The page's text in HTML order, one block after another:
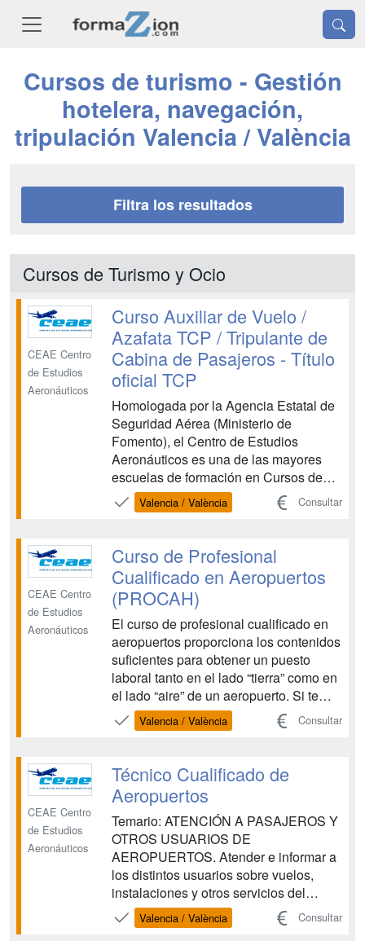
Cursos de turismo - Gestión
hotelera, navegación,
tripulación Valencia / València
Filtra los resultados
Cursos de Turismo y Ocio
CEAE Centro
de Estudios
Aeronáuticos
Curso Auxiliar de Vuelo /
Azafata TCP / Tripulante de
Cabina de Pasajeros - Título
oficial TCP
Homologada por la Agencia Estatal de
Seguridad Aérea (Ministerio de
Fomento), el Centro de Estudios
Aeronáuticos es una de las mayores
escuelas de formación en Cursos de
Tripulante de Cabina de Pasajeros y
Cursos de Técnicos de Operaciones
de prestigio que colabora con las
principales compañías aéreas en la
forma...
Valencia / València Consultar
CEAE Centro
de Estudios
Aeronáuticos
Curso de Profesional
Cualificado en Aeropuertos
(PROCAH)
El curso de profesional cualificado en
aeropuertos proporciona los contenidos
suficientes para obtener un puesto
laboral tanto en el lado “tierra” como en
el lado “aire” de un aeropuerto. Si te
gusta esta profesión no será difícil
conseguir tu implicación lo que
para ambas partes. Para ello te
preparamos para ...
Valencia / València Consultar
CEAE Centro
de Estudios
Aeronáuticos
Técnico Cualificado de
Aeropuertos
Temario: ATENCIÓN A PASAJEROS Y
OTROS USUARIOS DE
AEROPUERTOS. Atender e informar a
los distintos usuarios sobre vuelos,
instalaciones y otros servicios del
aeropuerto, siguiendo los
procedimientos establecidos, aplicando
Valencia / València Consultar